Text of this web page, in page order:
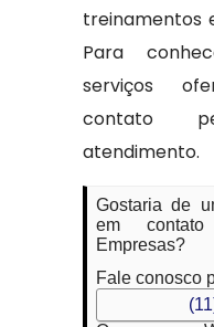
treinamentos
Para
serviços
contato
atendimento.
Gostaria de
em
Empresas?
Fale conosco